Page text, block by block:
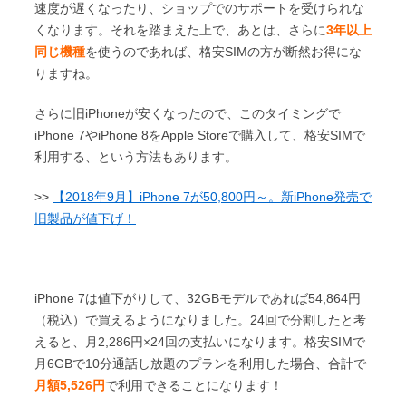
速度が遅くなったり、ショップでのサポートを受けられな
くなります。それを踏まえた上で、あとは、さらに3年以上
同じ機種を使うのであれば、格安SIMの方が断然お得にな
りますね。
さらに旧iPhoneが安くなったので、このタイミングで
iPhone 7やiPhone 8をApple Storeで購入して、格安SIMで
利用する、という方法もあります。
>>
【2018年9月】iPhone 7が50,800円～。新iPhone発売で
旧製品が値下げ！
iPhone 7は値下がりして、32GBモデルであれば54,864円
（税込）で買えるようになりました。24回で分割したと考
えると、月2,286円×24回の支払いになります。格安SIMで
月6GBで10分通話し放題のプランを利用した場合、合計で
月額5,526円で利用できることになります！